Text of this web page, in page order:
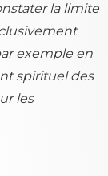
la limite
exemple en
spirituel des
les